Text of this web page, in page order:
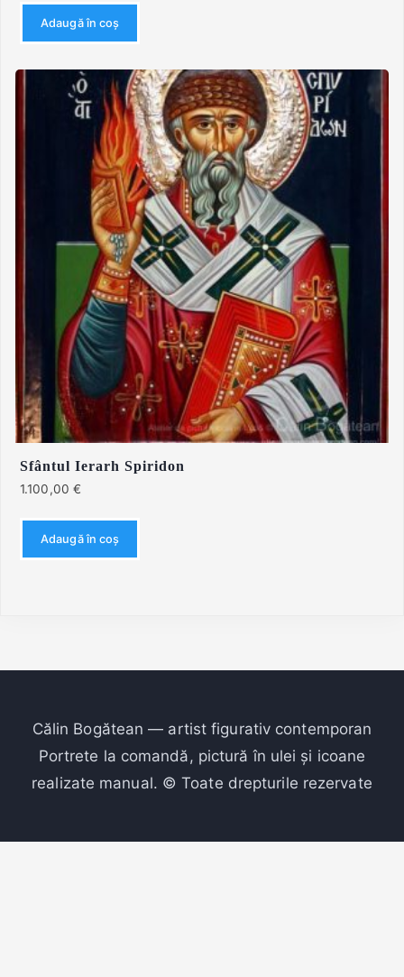
Adaugă în coș
Sfântul Ierarh Spiridon
1.100,00 €
Adaugă în coș
Călin Bogătean — artist figurativ contemporan
Portrete la comandă, pictură în ulei și icoane
realizate manual. © Toate drepturile rezervate